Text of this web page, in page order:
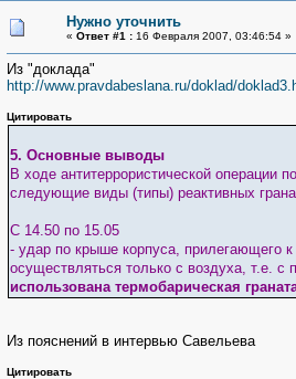
Нужно уточнить
« Ответ #1 :16 Февраля 2007, 03:46:54 »
Из "доклада"
http://www.pravdabeslana.ru/doklad/
Цитировать
5. Основные выводы
В ходе антитеррористической
следующие виды (типы) реактивных
С 14.50 по 15.05
- удар по крыше корпуса, прилегающего
осуществляться только с воздуха, т.е.
использована термобарическая
Из пояснений в интервью Савельева
Цитировать